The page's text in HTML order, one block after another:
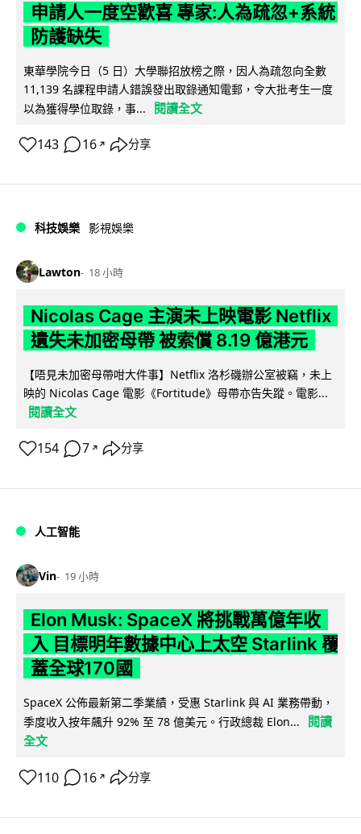
申請人一度空歡喜 專家:人為疏忽+系統
防護缺失
東華學院今日（5 日）大學聯招放榜之際，因人為疏忽向全數
11,139 名課程申請人錯誤發出取錄通知電郵，令大批考生一度
以為獲得學位取錄，事...
閱讀全文
143 16 ↗ 分享
科技娛樂 影視娛樂
Lawton 18 小時
Nicolas Cage 主演未上映電影 Netflix
遺失未加密母帶 被索償 8.19 億港元
【唔見未加密母帶咁大件事】Netflix 洛杉磯辦公室被竊，未上
映的 Nicolas Cage 電影《Fortitude》母帶亦告失蹤。電影...
閱讀全文
154 7 ↗ 分享
人工智能
Vin 19 小時
Elon Musk: SpaceX 將挑戰萬億年收
入 目標明年數據中心上太空 Starlink 覆
蓋全球170國
SpaceX 公佈最新第二季業績，受惠 Starlink 與 AI 業務帶動，
季度收入按年飆升 92% 至 78 億美元。行政總裁 Elon...
閱讀
全文
110 16 ↗ 分享